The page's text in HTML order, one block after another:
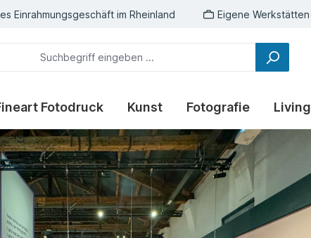
Einrahmungsgeschäft im Rheinland Eigene Werkstätten
Fotodruck Kunst Fotografie Living